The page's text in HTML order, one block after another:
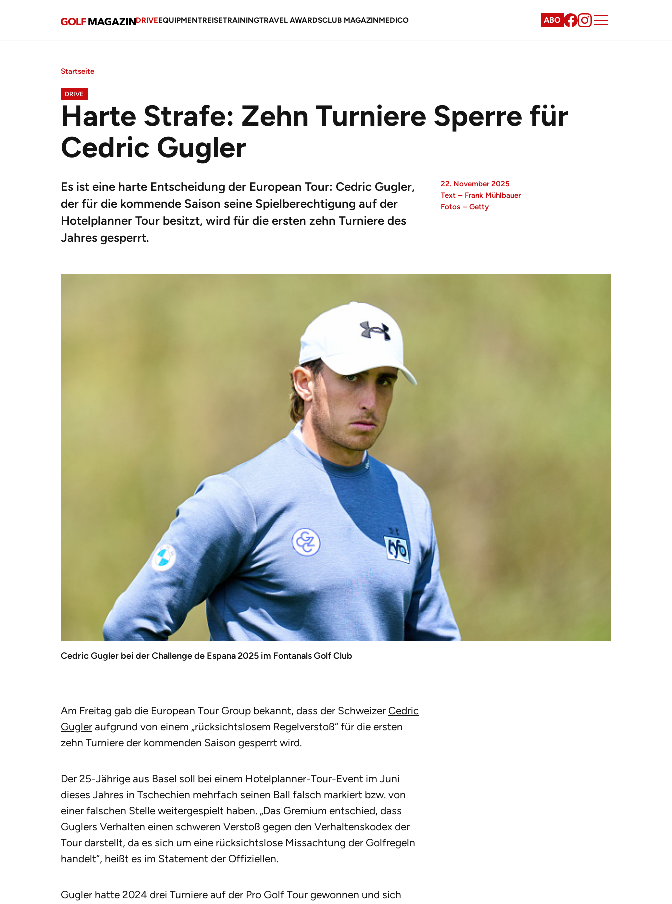
DRIVEEQUIPMENTREISETRAININGTRAVEL AWARDSCLUB MAGAZINMEDICO ABO
Startseite
DRIVE
Harte Strafe: Zehn Turniere Sperre für
Cedric Gugler
Es ist eine harte Entscheidung der European Tour: Cedric Gugler,
der für die kommende Saison seine Spielberechtigung auf der
Hotelplanner Tour besitzt, wird für die ersten zehn Turniere des
Jahres gesperrt.
22. November 2025
Text – Frank Mühlbauer
Fotos – Getty
Cedric Gugler bei der Challenge de Espana 2025 im Fontanals Golf Club
Am Freitag gab die European Tour Group bekannt, dass der Schweizer Cedric
Gugler aufgrund von einem „rücksichtslosem Regelverstoß“ für die ersten
zehn Turniere der kommenden Saison gesperrt wird.
Der 25-Jährige aus Basel soll bei einem Hotelplanner-Tour-Event im Juni
dieses Jahres in Tschechien mehrfach seinen Ball falsch markiert bzw. von
einer falschen Stelle weitergespielt haben. „Das Gremium entschied, dass
Guglers Verhalten einen schweren Verstoß gegen den Verhaltenskodex der
Tour darstellt, da es sich um eine rücksichtslose Missachtung der Golfregeln
handelt“, heißt es im Statement der Offiziellen.
Gugler hatte 2024 drei Turniere auf der Pro Golf Tour gewonnen und sich